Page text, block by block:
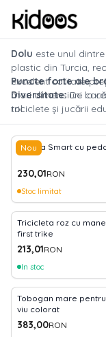
Dolu este unul
plastic din Turcia,
excelent calitate-
mari dimensiuni
rol.
Puncte forte ale
Diversitate:De la
triciclete și jucării
Durabilitate:
(ideal pentru
Design funcțional:
motricității și a
Nou
Masina Smart cu
230,01RON
Stoc limitat
Tricicleta roz cu
first trike
213,01RON
In stoc
Tobogan mare
viu colorat
383,00RON